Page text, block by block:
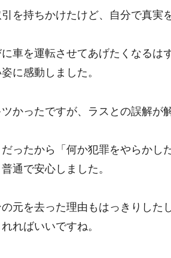
を持ちかけたけど、自分で真実
車を運転させてあげたくなるは
に感動しました。
かったですが、ラスとの誤解が
ったから「何か犯罪をやらかし
通で安心しました。
元を去った理由もはっきりした
ればいいですね。